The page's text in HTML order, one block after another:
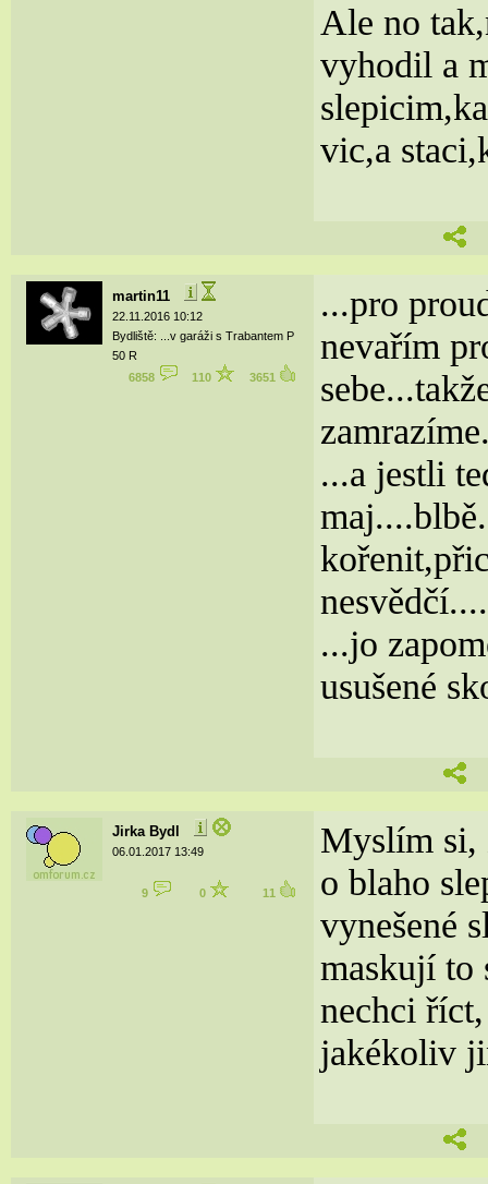
Ale no
vyhodil a
vic,a
martin11
22.11.2016 10:12
Bydliště: ...v garáži s Trabantem P
50 R
6858
110 3651
...pro
nevařím
...a jestli
...jo
usušené
Jirka Bydl
06.01.2017 13:49
9 0 11
Myslím si,
o blaho
vynešené
maskují to
nechci
jakékoliv